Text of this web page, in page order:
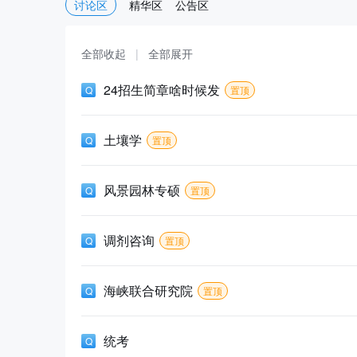
讨论区 精华区 公告区
全部收起 | 全部展开
24招生简章啥时候发 置顶
土壤学 置顶
风景园林专硕 置顶
调剂咨询 置顶
海峡联合研究院 置顶
统考